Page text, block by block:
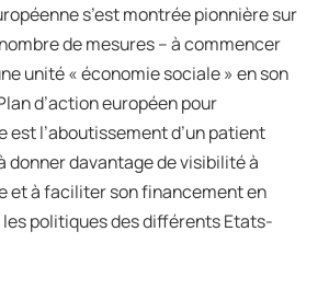
s’est montrée pionnière sur
de mesures – à commencer
unité « économie sociale » en son
d’action européen pour
est l’aboutissement d’un patient
donner davantage de visibilité à
et à faciliter son financement en
politiques des différents Etats-